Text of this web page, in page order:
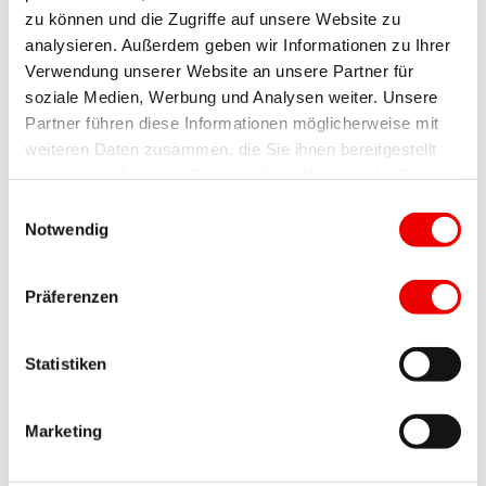
zu können und die Zugriffe auf unsere Website zu
analysieren. Außerdem geben wir Informationen zu Ihrer
Verwendung unserer Website an unsere Partner für
soziale Medien, Werbung und Analysen weiter. Unsere
Partner führen diese Informationen möglicherweise mit
weiteren Daten zusammen, die Sie ihnen bereitgestellt
Notwendig
Präferenzen
Statistiken
Marketing